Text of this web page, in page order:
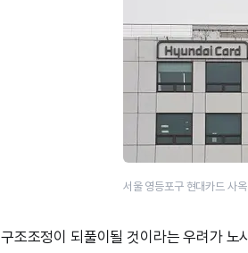
서울 영등포구 현대카드 사
구조조정이 되풀이될 것이라는 우려가 노